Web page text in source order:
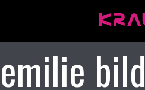
emilie bild